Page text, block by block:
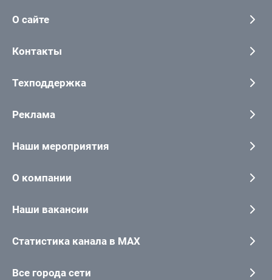
О сайте
Контакты
Техподдержка
Реклама
Наши мероприятия
О компании
Наши вакансии
Статистика канала в MAX
Все города сети